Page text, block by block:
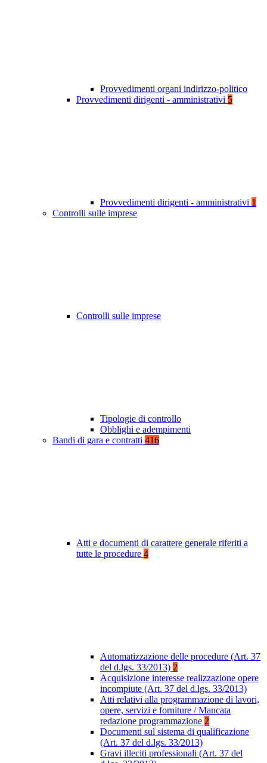
Provvedimenti organi indirizzo-politico
Provvedimenti dirigenti - amministrativi 5
Provvedimenti dirigenti - amministrativi 1
Controlli sulle imprese
Controlli sulle imprese
Tipologie di controllo
Obblighi e adempimenti
Bandi di gara e contratti 416
Atti e documenti di carattere generale riferiti a
tutte le procedure 4
Automatizzazione delle procedure (Art. 37
del d.lgs. 33/2013) 2
Acquisizione interesse realizzazione opere
incompiute (Art. 37 del d.lgs. 33/2013)
Atti relativi alla programmazione di lavori,
opere, servizi e forniture / Mancata
redazione programmazione 2
Documenti sul sistema di qualificazione
(Art. 37 del d.lgs. 33/2013)
Gravi illeciti professionali (Art. 37 del